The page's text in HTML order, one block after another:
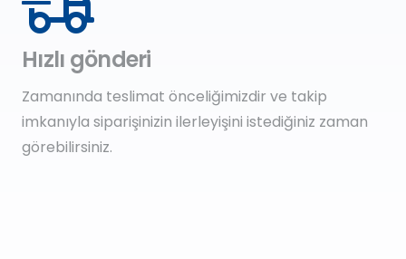
Hızlı gönderi
Zamanında teslimat önceliğimizdir ve takip
imkanıyla siparişinizin ilerleyişini istediğiniz zaman
görebilirsiniz.